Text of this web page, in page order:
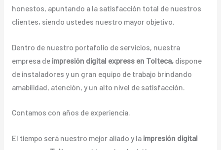
honestos, apuntando a la satisfacción total de nuestros
clientes, siendo ustedes nuestro mayor objetivo.
Dentro de nuestro portafolio de servicios, nuestra
empresa de impresión digital express en Tolteca,dispone
de instaladores y un gran equipo de trabajo brindando
amabilidad, atención, y un alto nivel de satisfacción.
Contamos con años de experiencia.
El tiempo será nuestro mejor aliado y la impresión digital